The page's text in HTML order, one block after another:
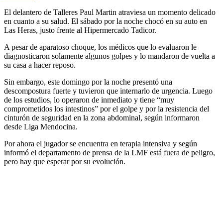
El delantero de Talleres Paul Martin atraviesa un momento delicado
en cuanto a su salud. El sábado por la noche chocó en su auto en
Las Heras, justo frente al Hipermercado Tadicor.
A pesar de aparatoso choque, los médicos que lo evaluaron le
diagnosticaron solamente algunos golpes y lo mandaron de vuelta a
su casa a hacer reposo.
Sin embargo, este domingo por la noche presentó una
descompostura fuerte y tuvieron que internarlo de urgencia. Luego
de los estudios, lo operaron de inmediato y tiene “muy
comprometidos los intestinos” por el golpe y por la resistencia del
cinturón de seguridad en la zona abdominal, según informaron
desde Liga Mendocina.
Por ahora el jugador se encuentra en terapia intensiva y según
informó el departamento de prensa de la LMF está fuera de peligro,
pero hay que esperar por su evolución.